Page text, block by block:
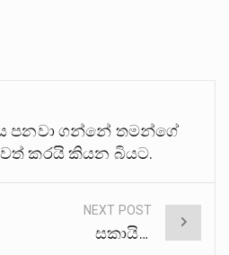
පනවා ගන්නේ තමන්ගේ
කරයි කියන බියට.
NEXT POST
සකායි…